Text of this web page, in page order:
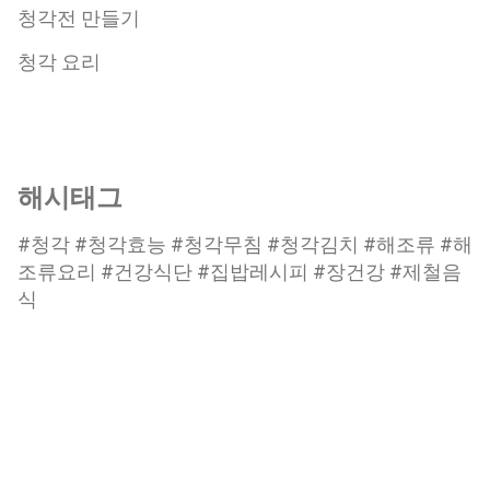
청각전 만들기
청각 요리
해시태그
#청각 #청각효능 #청각무침 #청각김치 #해조류 #해
조류요리 #건강식단 #집밥레시피 #장건강 #제철음
식